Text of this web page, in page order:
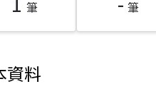
筆 筆
資料